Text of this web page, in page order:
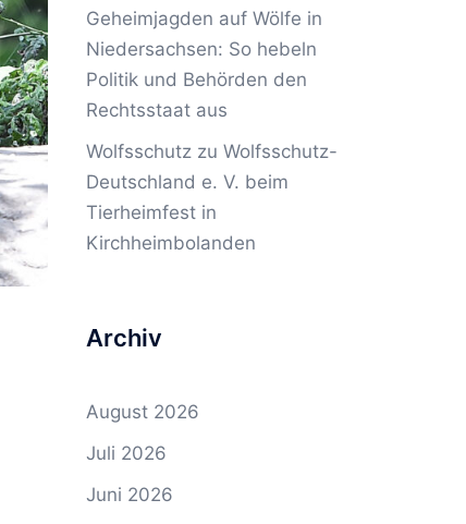
Geheimjagden auf Wölfe in
Niedersachsen: So hebeln
Politik und Behörden den
Rechtsstaat aus
Wolfsschutzzu Wolfsschutz-
Deutschland e. V. beim
Tierheimfest in
Kirchheimbolanden
Archiv
August 2026
Juli 2026
Juni 2026